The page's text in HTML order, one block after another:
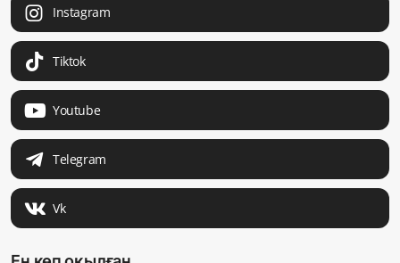
Instagram
Tiktok
Youtube
Telegram
Vk